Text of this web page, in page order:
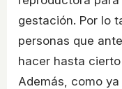
gestación. Por lo
personas que
hacer hasta
Además, como